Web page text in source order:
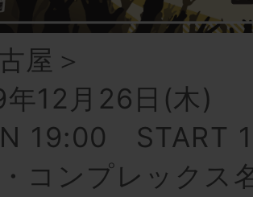
屋＞
年12月26日(木)
19:00 START
コンプレックス